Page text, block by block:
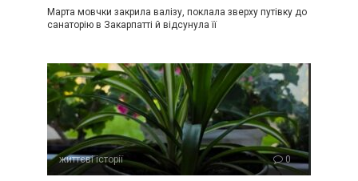
Марта мовчки закрила валізу, поклала зверху путівку до
санаторію в Закарпатті й відсунула її
життєві історії 0